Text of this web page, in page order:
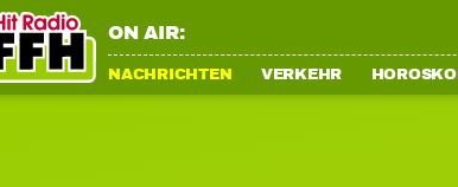
ON AIR:
NACHRICHTEN VERKEHR